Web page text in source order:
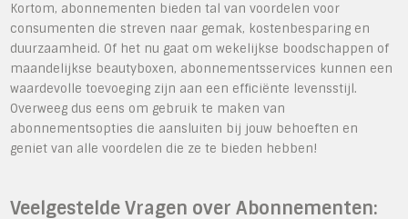
Kortom, abonnementen bieden tal van voordelen voor
consumenten die streven naar gemak, kostenbesparing en
duurzaamheid. Of het nu gaat om wekelijkse boodschappen of
maandelijkse beautyboxen, abonnementsservices kunnen een
waardevolle toevoeging zijn aan een efficiënte levensstijl.
Overweeg dus eens om gebruik te maken van
abonnementsopties die aansluiten bij jouw behoeften en
geniet van alle voordelen die ze te bieden hebben!
Veelgestelde Vragen over Abonnementen: